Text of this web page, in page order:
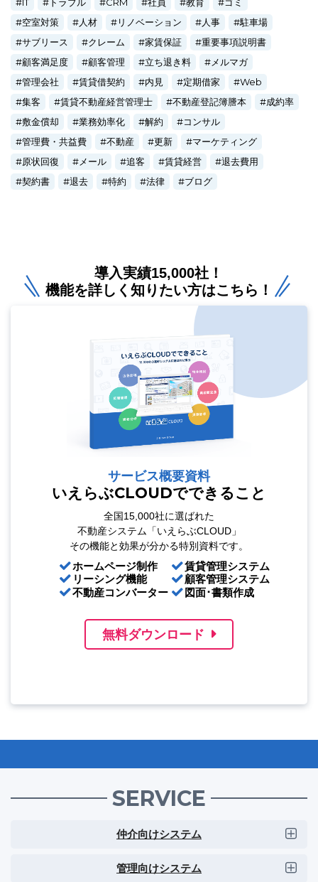
空室対策
人材 リノベーション 人事
駐車場
サブリース
クレーム 家賃保証
重要事項説明書
顧客満足度
顧客管理 立ち退き料
メルマガ
管理会社
賃貸借契約 内見 定期借家
Web
集客
賃貸不動産経営管理士 不動産登記簿謄本
成約率
敷金償却
業務効率化 解約
コンサル
管理費・共益費
不動産 更新
マーケティング
原状回復
メール 追客 賃貸経営
退去費用
契約書
退去 特約 法律 ブログ
導入実績15,000社！
機能を詳しく知りたい方はこちら！
サービス概要資料
いえらぶCLOUDでできること
全国15,000社に選ばれた
不動産システム「いえらぶCLOUD」
その機能と効果が分かる特別資料です。
ホームページ制作
リーシング機能
不動産コンバーター
賃貸管理システム
顧客管理システム
図面･書類作成
無料ダウンロード
SERVICE
仲介向けシステム
管理向けシステム